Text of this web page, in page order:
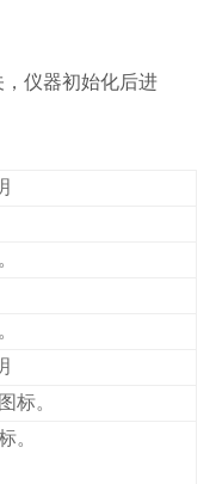
仪器初始化后进
标。
。